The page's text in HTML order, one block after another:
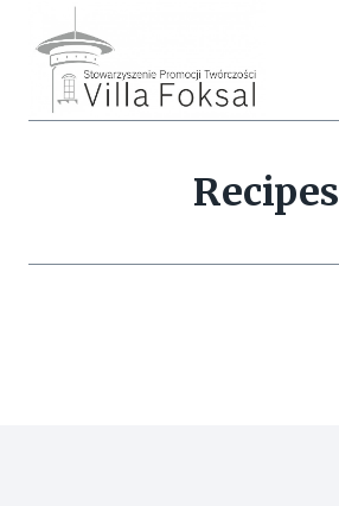
treści
Recipes